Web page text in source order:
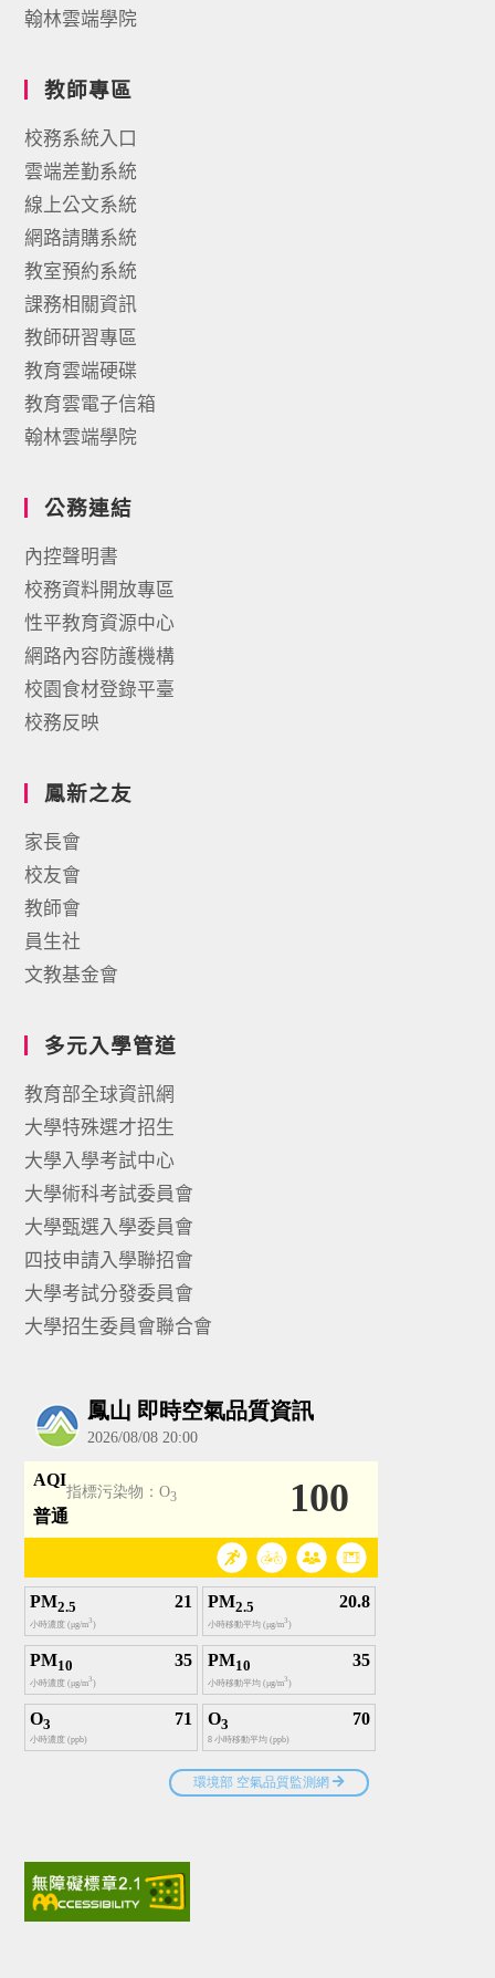
翰林雲端學院
教師專區
校務系統入口
雲端差勤系統
線上公文系統
網路請購系統
教室預約系統
課務相關資訊
教師研習專區
教育雲端硬碟
教育雲電子信箱
翰林雲端學院
公務連結
內控聲明書
校務資料開放專區
性平教育資源中心
網路內容防護機構
校園食材登錄平臺
校務反映
鳳新之友
家長會
校友會
教師會
員生社
文教基金會
多元入學管道
教育部全球資訊網
大學特殊選才招生
大學入學考試中心
大學術科考試委員會
大學甄選入學委員會
四技申請入學聯招會
大學考試分發委員會
大學招生委員會聯合會